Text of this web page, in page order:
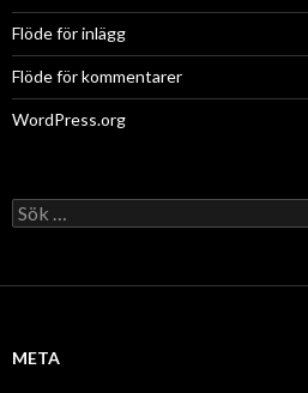
Flöde för inlägg
Flöde för kommentarer
WordPress.org
Sök
efter:
META